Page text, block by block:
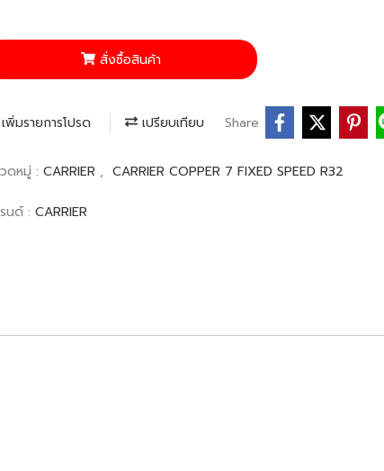
สั่งซื้อสินค้า
เพิ่มรายการโปรด เปรียบเทียบ Share
ดหมู่ : CARRIER , CARRIER COPPER 7 FIXED SPEED R32
นด์ : CARRIER